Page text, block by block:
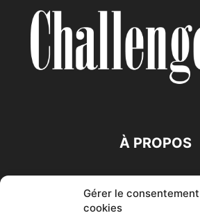
Gérer le
cookies
À PROPOS